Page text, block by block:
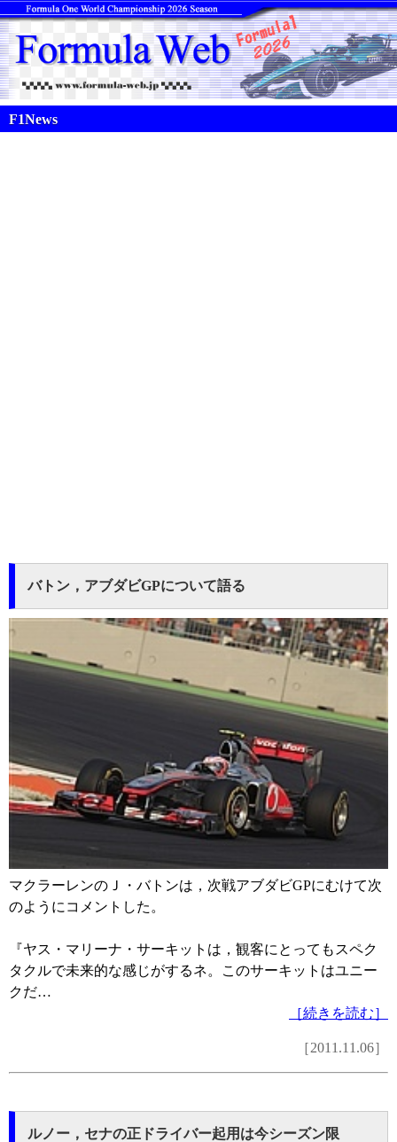
F1News
バトン，アブダビGPについて語る
マクラーレンのＪ・バトンは，次戦アブダビGPにむけて次
のようにコメントした。
『ヤス・マリーナ・サーキットは，観客にとってもスペク
タクルで未来的な感じがするネ。このサーキットはユニー
クだ…
［続きを読む］
［2011.11.06］
ルノー，セナの正ドライバー起用は今シーズン限